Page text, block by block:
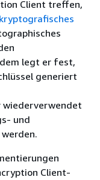
Client treffen,
legt er fest,
generiert
wiederverwendet
und
Client-